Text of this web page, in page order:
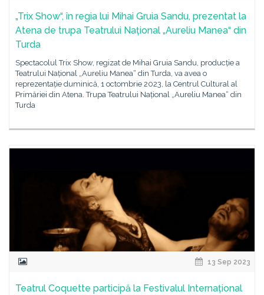
„Trix Show“, în regia lui Mihai Gruia Sandu, prezentat la
Atena de trupa Teatrului Național „Aureliu Manea“ din
Turda
Spectacolul Trix Show, regizat de Mihai Gruia Sandu, producție a
Teatrului Național „Aureliu Manea“ din Turda, va avea o
reprezentație duminică, 1 octombrie 2023, la Centrul Cultural al
Primăriei din Atena. Trupa Teatrului Național „Aureliu Manea“ din
Turda
13 Sep 2023
Teatrul Coquette participă la Festivalul Internațional